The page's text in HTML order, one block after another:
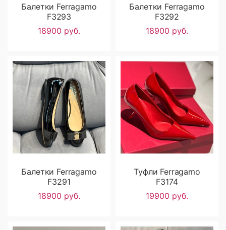
Балетки Ferragamo
F3293
18900 руб.
Балетки Ferragamo
F3292
18900 руб.
Балетки Ferragamo
F3291
18900 руб.
Туфли Ferragamo
F3174
19900 руб.